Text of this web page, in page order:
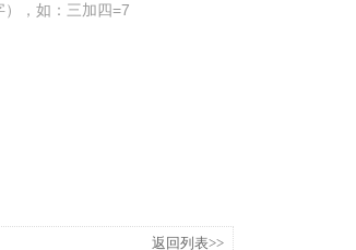
，如：三加四=7
返回列表>>